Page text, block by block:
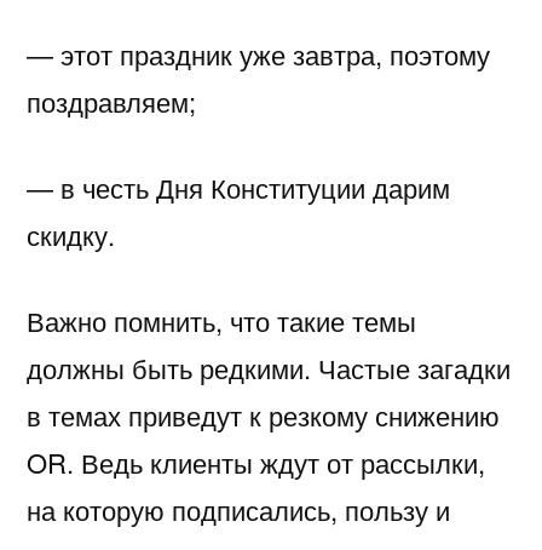
— этот праздник уже завтра, поэтому
поздравляем;
— в честь Дня Конституции дарим
скидку.
Важно помнить, что такие темы
должны быть редкими. Частые загадки
в темах приведут к резкому снижению
OR. Ведь клиенты ждут от рассылки,
на которую подписались, пользу и